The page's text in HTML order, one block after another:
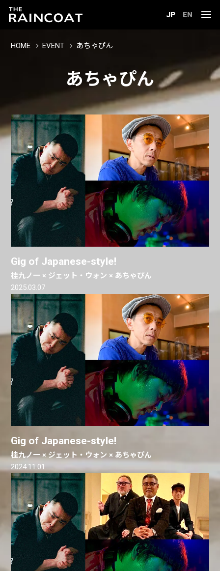
JP EN
HOME EVENT あちゃぴん
あちゃぴん
Gig of Japanese-style!
桂九ノ一 × ジェット・ウォン × あちゃぴん
2025.03.07
Gig of Japanese-style!
桂九ノ一 × ジェット・ウォン × あちゃぴん
2024.11.01